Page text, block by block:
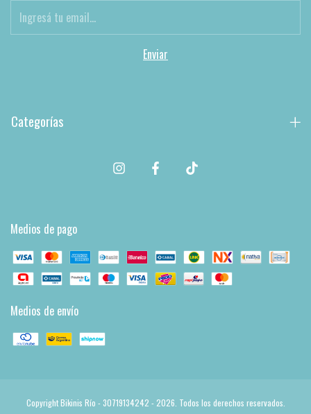
Categorías
Medios de pago
Medios de envío
Copyright Bikinis Río - 30719134242 - 2026. Todos los derechos reservados.